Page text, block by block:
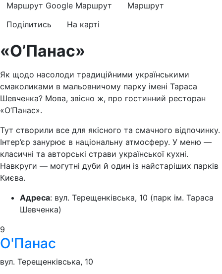
Маршрут Google Маршрут
Маршрут
Поділитись
На карті
«О’Панас»
Як щодо насолоди традиційними українськими
смаколиками в мальовничому парку імені Тараса
Шевченка? Мова, звісно ж, про гостинний ресторан
«О’Панас».
Тут створили все для якісного та смачного відпочинку.
Інтер’єр занурює в національну атмосферу. У меню —
класичні та авторські страви української кухні.
Навкруги — могутні дуби й один із найстаріших парків
Києва.
Адреса: вул. Терещенківська, 10 (парк ім. Тараса
Шевченка)
9
О'Панас
вул. Терещенківська, 10